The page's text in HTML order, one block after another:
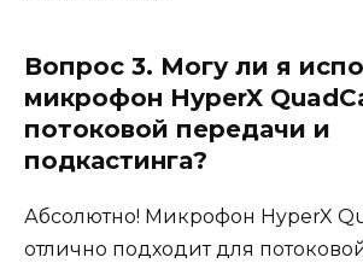
Вопрос 3. Могу ли я
микрофон HyperX
потоковой передачи и
подкастинга?
Абсолютно! Микрофон HyperX
отлично подходит для